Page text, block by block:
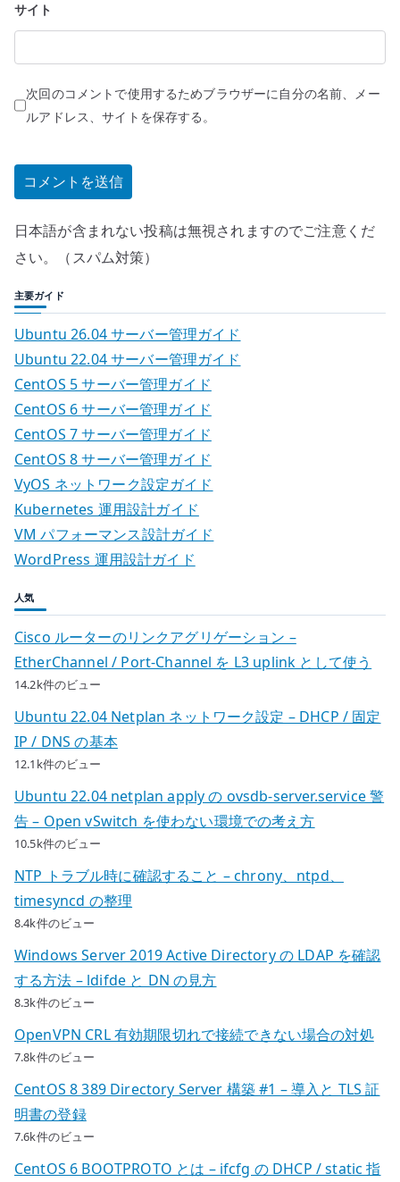
サイト
次回のコメントで使用するためブラウザーに自分の名前、メー
ルアドレス、サイトを保存する。
日本語が含まれない投稿は無視されますのでご注意くだ
さい。（スパム対策）
主要ガイド
Ubuntu 26.04 サーバー管理ガイド
Ubuntu 22.04 サーバー管理ガイド
CentOS 5 サーバー管理ガイド
CentOS 6 サーバー管理ガイド
CentOS 7 サーバー管理ガイド
CentOS 8 サーバー管理ガイド
VyOS ネットワーク設定ガイド
Kubernetes 運用設計ガイド
VM パフォーマンス設計ガイド
WordPress 運用設計ガイド
人気
Cisco ルーターのリンクアグリゲーション –
EtherChannel / Port-Channel を L3 uplink として使う
14.2k件のビュー
Ubuntu 22.04 Netplan ネットワーク設定 – DHCP / 固定
IP / DNS の基本
12.1k件のビュー
Ubuntu 22.04 netplan apply の ovsdb-server.service 警
告 – Open vSwitch を使わない環境での考え方
10.5k件のビュー
NTP トラブル時に確認すること – chrony、ntpd、
timesyncd の整理
8.4k件のビュー
Windows Server 2019 Active Directory の LDAP を確認
する方法 – ldifde と DN の見方
8.3k件のビュー
OpenVPN CRL 有効期限切れで接続できない場合の対処
7.8k件のビュー
CentOS 8 389 Directory Server 構築 #1 – 導入と TLS 証
明書の登録
7.6k件のビュー
CentOS 6 BOOTPROTO とは – ifcfg の DHCP / static 指